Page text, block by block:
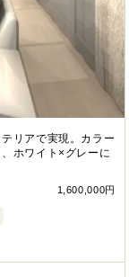
リアで実現。カラー
ホワイト×グレーに
1,600,000円